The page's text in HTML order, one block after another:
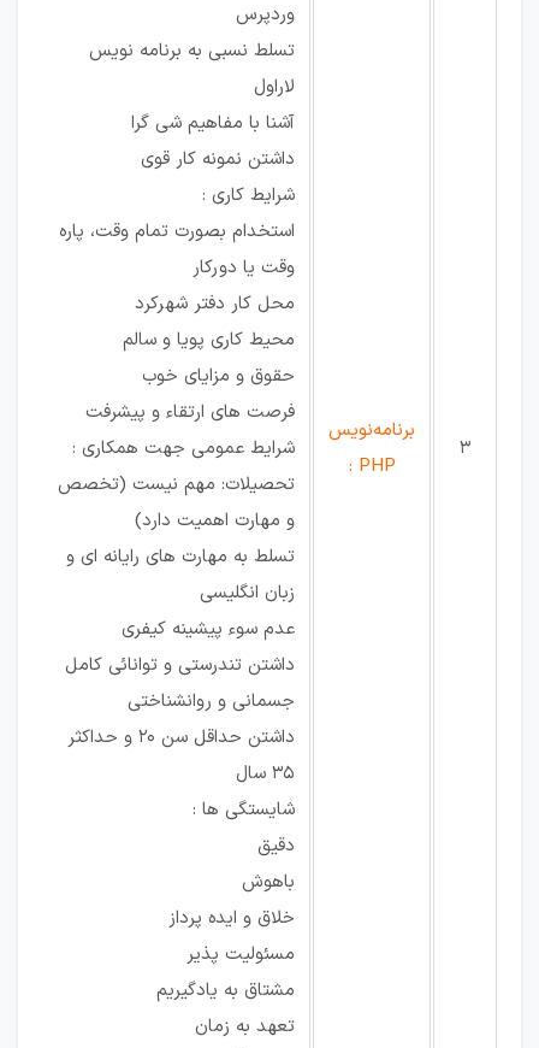
3
برنامه‌نویس
PHP :
وردپرس
تسلط نسبی به برنامه نویس
لاراول
آشنا با مفاهیم شی گرا
داشتن نمونه کار قوی
شرایط کاری :
استخدام بصورت تمام وقت، پاره
وقت یا دورکار
محل کار دفتر شهرکرد
محیط کاری پویا و سالم
حقوق و مزایای خوب
فرصت های ارتقاء و پیشرفت
شرایط عمومی جهت همکاری :
تحصیلات: مهم نیست (تخصص
و مهارت اهمیت دارد)
تسلط به مهارت های رایانه ای و
زبان انگلیسی
عدم سوء پیشینه کیفری
داشتن تندرستی و توانائی کامل
جسمانی و روانشناختی
داشتن حداقل سن ۲۰ و حداکثر
۳۵ سال
شایستگی ها :
دقیق
باهوش
خلاق و ایده پرداز
مسئولیت پذیر
مشتاق به یادگیریم
تعهد به زمان